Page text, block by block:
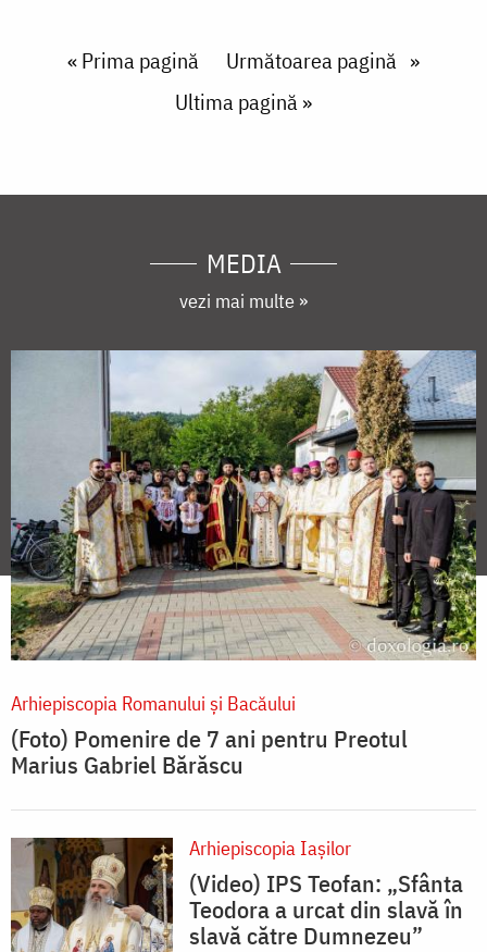
PaginareFirst page
« Prima pagină Next page
Următoarea pagină
Last page
Ultima pagină »
MEDIA
vezi mai multe »
Arhiepiscopia Romanului şi Bacăului
(Foto) Pomenire de 7 ani pentru Preotul
Marius Gabriel Bărăscu
Arhiepiscopia Iaşilor
(Video) IPS Teofan: „Sfânta
Teodora a urcat din slavă în
slavă către Dumnezeu”